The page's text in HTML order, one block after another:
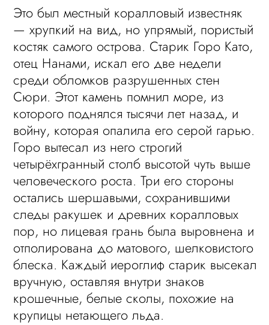
Это был местный коралловый известняк
— хрупкий на вид, но упрямый, пористый
костяк самого острова. Старик Горо Като,
отец Нанами, искал его две недели
среди обломков разрушенных стен
Сюри. Этот камень помнил море, из
которого поднялся тысячи лет назад, и
войну, которая опалила его серой гарью.
Горо вытесал из него строгий
четырёхгранный столб высотой чуть выше
человеческого роста. Три его стороны
остались шершавыми, сохранившими
следы ракушек и древних коралловых
пор, но лицевая грань была выровнена и
отполирована до матового, шелковистого
блеска. Каждый иероглиф старик высекал
вручную, оставляя внутри знаков
крошечные, белые сколы, похожие на
крупицы нетающего льда.